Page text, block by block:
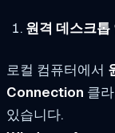
원격 데스크톱
로컬 컴퓨터에서
Connection 클
있습니다.